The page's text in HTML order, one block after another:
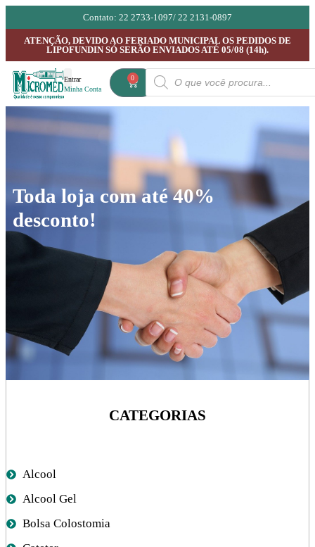
Contato: 22 2733-1097/ 22 2131-0897
ATENÇÃO, DEVIDO AO FERIADO MUNICIPAL OS PEDIDOS DE
LIPOFUNDIN SÓ SERÃO ENVIADOS ATÉ 05/08 (14h).
Entrar
Minha Conta
0
Toda loja com até 40%
desconto!
CATEGORIAS
Alcool
Alcool Gel
Bolsa Colostomia